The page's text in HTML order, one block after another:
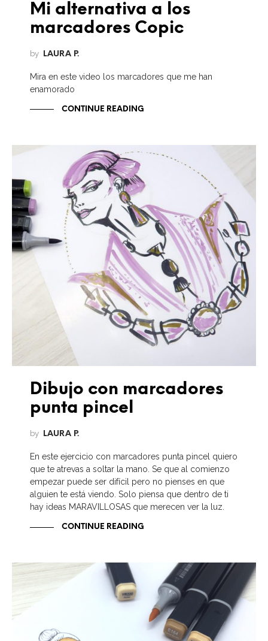
Mi alternativa a los
marcadores Copic
by LAURA P.
Mira en este video los marcadores que me han
enamorado
CONTINUE READING
Dibujo con marcadores
punta pincel
by LAURA P.
En este ejercicio con marcadores punta pincel quiero
que te atrevas a soltar la mano. Se que al comienzo
empezar puede ser difícil pero no pienses en que
alguien te está viendo. Solo piensa que dentro de ti
hay ideas MARAVILLOSAS que merecen ver la luz.
CONTINUE READING